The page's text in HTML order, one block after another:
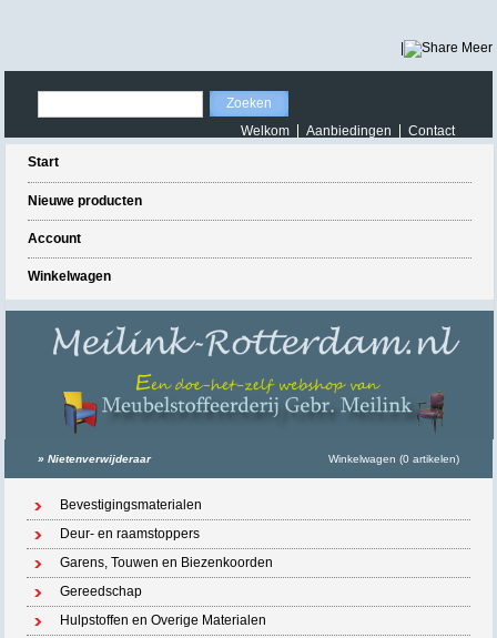
Meer
Welkom Aanbiedingen
Contact
Start
Nieuwe producten
Account
Winkelwagen
»Nietenverwijderaar Winkelwagen (0 artikelen)
Bevestigingsmaterialen
Deur- en raamstoppers
Garens, Touwen en Biezenkoorden
Gereedschap
Hulpstoffen en Overige Materialen